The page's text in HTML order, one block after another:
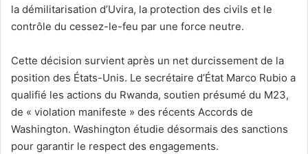
la démilitarisation d’Uvira, la protection des civils et le
contrôle du cessez-le-feu par une force neutre.
‎Cette décision survient après un net durcissement de la
position des États-Unis. Le secrétaire d’État Marco Rubio a
qualifié les actions du Rwanda, soutien présumé du M23,
de « violation manifeste » des récents Accords de
Washington. Washington étudie désormais des sanctions
pour garantir le respect des engagements.